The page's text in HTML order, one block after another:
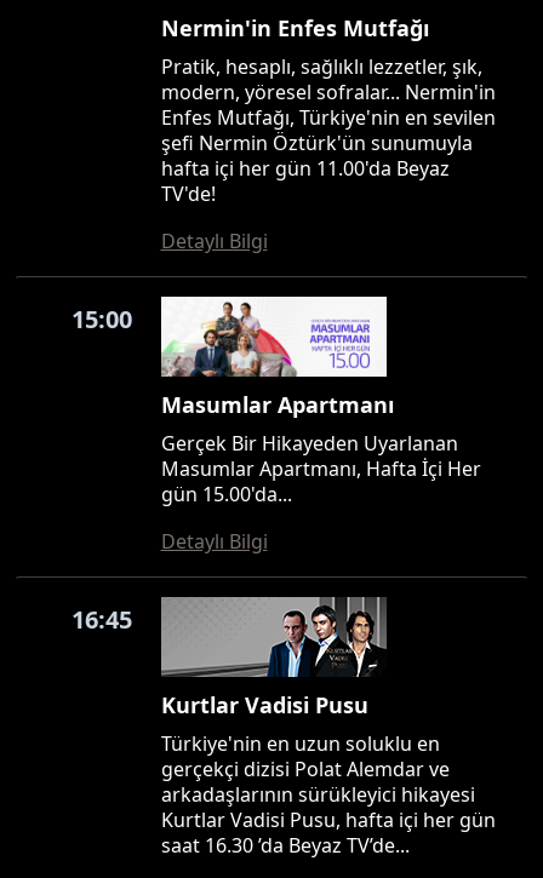
Nermin'in Enfes Mutfağı
Pratik, hesaplı, sağlıklı lezzetler, şık,
modern, yöresel sofralar... Nermin'in
Enfes Mutfağı, Türkiye'nin en sevilen
şefi Nermin Öztürk'ün sunumuyla
hafta içi her gün 11.00'da Beyaz
TV'de!
Detaylı Bilgi
15:00
Masumlar Apartmanı
Gerçek Bir Hikayeden Uyarlanan
Masumlar Apartmanı, Hafta İçi Her
gün 15.00'da...
Detaylı Bilgi
16:45
Kurtlar Vadisi Pusu
Türkiye'nin en uzun soluklu en
gerçekçi dizisi Polat Alemdar ve
arkadaşlarının sürükleyici hikayesi
Kurtlar Vadisi Pusu, hafta içi her gün
saat 16.30 ’da Beyaz TV’de...